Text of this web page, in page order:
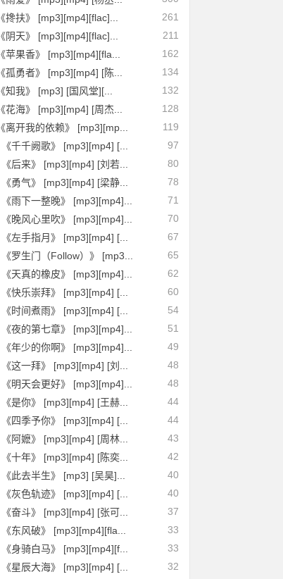
261
《搀扶》 [mp3][mp4][flac]...
211
《阴天》 [mp3][mp4][flac]...
162
《苹果香》 [mp3][mp4][fla...
134
《孤勇者》 [mp3][mp4] [陈...
132
《知我》 [mp3] [国风堂][...
128
《花海》 [mp3][mp4] [周杰...
119
《离开我的依赖》 [mp3][mp...
97
《千千阙歌》 [mp3][mp4] [...
80
《后来》 [mp3][mp4] [刘若...
78
《勇气》 [mp3][mp4] [梁静...
71
《雨下一整晚》 [mp3][mp4]...
70
《晚风心里吹》 [mp3][mp4]...
67
《左手指月》 [mp3][mp4] [...
65
《罗生门（Follow）》 [mp3...
62
《天真的橡皮》 [mp3][mp4]...
60
《快乐崇拜》 [mp3][mp4] [...
54
《时间煮雨》 [mp3][mp4] [...
51
《夜的第七章》 [mp3][mp4]...
49
《年少的你啊》 [mp3][mp4]...
48
《这一拜》 [mp3][mp4] [刘...
48
《明天会更好》 [mp3][mp4]...
44
《是你》 [mp3][mp4] [王赫...
44
《四季予你》 [mp3][mp4] [...
43
《阿嬷》 [mp3][mp4] [周林...
42
《十年》 [mp3][mp4] [陈奕...
40
《此去半生》 [mp3] [吴昊]...
40
《灰色轨迹》 [mp3][mp4] [...
37
《奋斗》 [mp3][mp4] [张可...
33
《东风破》 [mp3][mp4][fla...
33
《身骑白马》 [mp3][mp4][f...
32
《星辰大海》 [mp3][mp4] [...